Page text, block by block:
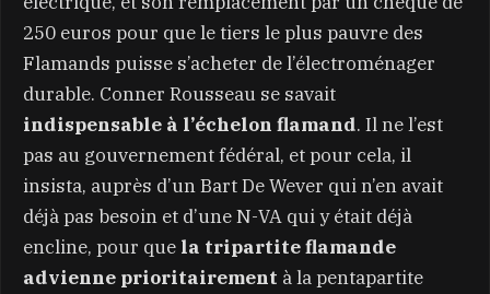
250 euros pour que le tiers le plus pauvre des
Flamands puisse s’acheter de l’électroménager
durable. Conner Rousseau se savait
indispensable à l’échelon flamand. Il ne l’est
pas au gouvernement fédéral, et pour cela, il
insista, auprès d’un Bart De Wever qui n’en avait
déjà pas besoin et d’une N-VA qui y était déjà
encline, pour que la tripartite flamande
advienne prioritairement à la pentapartite